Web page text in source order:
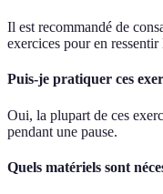
Il est recommandé de
exercices pour en ressentir
Puis-je pratiquer ces
Oui, la plupart de ces
pendant une pause.
Quels matériels sont